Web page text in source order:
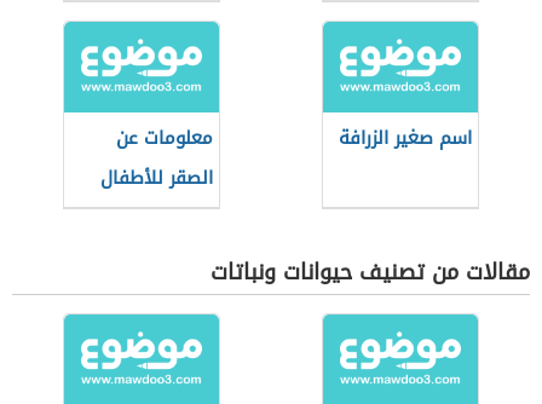
اسم صغير الزرافة
معلومات عن
الصقر للأطفال
مقالات من تصنيف حيوانات ونباتات